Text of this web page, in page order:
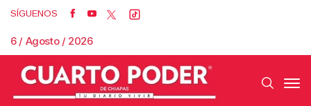
SÍGUENOS
6 / Agosto / 2026